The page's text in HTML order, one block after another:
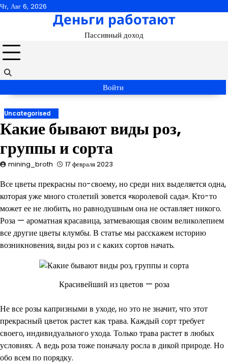
Перейти
Чт, Авг 6, 2026
Деньги работают
Пассивный доход
Войти
Uncategorised
Какие бывают виды роз,
группы и сорта
mining_broth 17 февраля 2023
Все цветы прекрасны по-своему, но среди них выделяется одна,
которая уже много столетий зовется «королевой сада». Кто-то
может ее не любить, но равнодушным она не оставляет никого.
Роза — ароматная красавица, затмевающая своим великолепием
все другие цветы клумбы. В статье мы расскажем историю
возникновения, виды роз и с каких сортов начать.
Красивейший из цветов — роза
Не все розы капризными в уходе, но это не значит, что этот
прекрасный цветок растет как трава. Каждый сорт требует
своего, индивидуального ухода. Только трава растет в любых
условиях. А ведь роза тоже поначалу росла в дикой природе. Но
обо всем по порядку.